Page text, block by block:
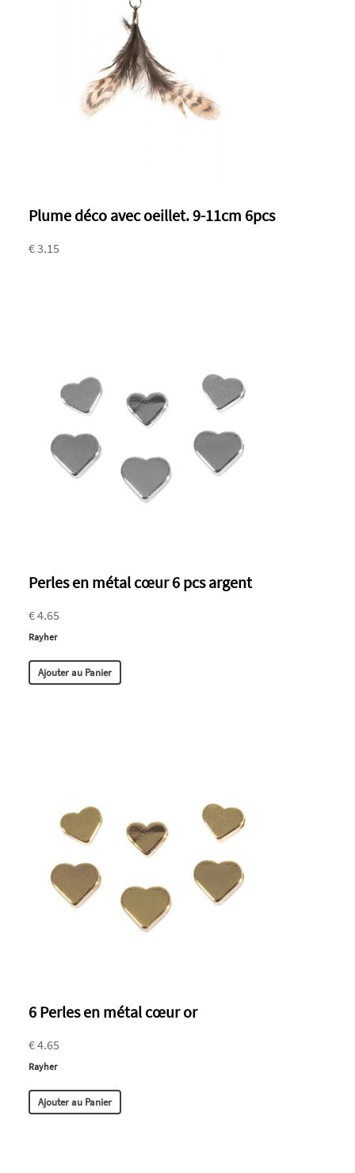
Plume déco avec oeillet. 9-11cm 6pcs
€ 3.15
Perles en métal cœur 6 pcs argent
€ 4.65
Rayher
Ajouter au Panier
6 Perles en métal cœur or
€ 4.65
Rayher
Ajouter au Panier